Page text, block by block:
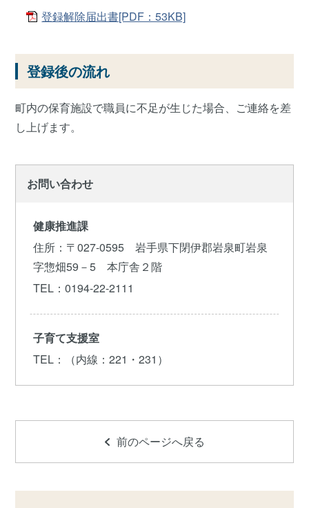
登録解除届出書[PDF：53KB]
登録後の流れ
町内の保育施設で職員に不足が生じた場合、ご連絡を差
し上げます。
お問い合わせ
健康推進課
住所 ：〒027-0595 岩手県下閉伊郡岩泉町岩泉
字惣畑59－5 本庁舎２階
TEL ：0194-22-2111
子育て支援室
TEL ：（内線：221・231）
前のページへ戻る